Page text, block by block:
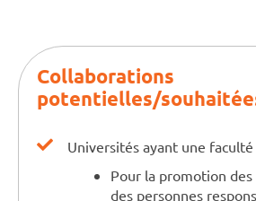
Collaborations
potentielles/
Universités ayant une
Pour la promotion des
des personnes